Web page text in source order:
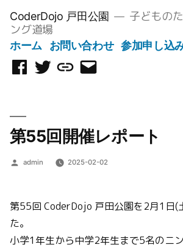
CoderDojo 戸田公園
子どもの
ング道場
ホーム お問い合わせ 参加申し込
Facebook
ジ
TwitterScratch
オ
メ
送
第55回開催レポート
投
admin 2025-02-02
第55回 CoderDojo 戸田公園を2月1日(
た。
小学1年生から中学2年生まで5名のニ